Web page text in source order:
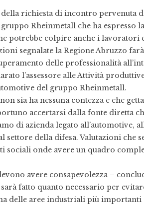
richiesta di incontro pervenuta
Rheinmetall che ha espresso
potrebbe colpire anche i
segnalate la Regione Abruzzo
delle professionalità
l’assessore alle Attività
del gruppo Rheinmetall.
sia ha nessuna contezza e che
accertarsi dalla fonte diretta
di azienda legato all’automotive,
della difesa. Valutazioni che
sociali onde avere un quadro
avere consapevolezza –
fatto quanto necessario per
delle aree industriali più importanti